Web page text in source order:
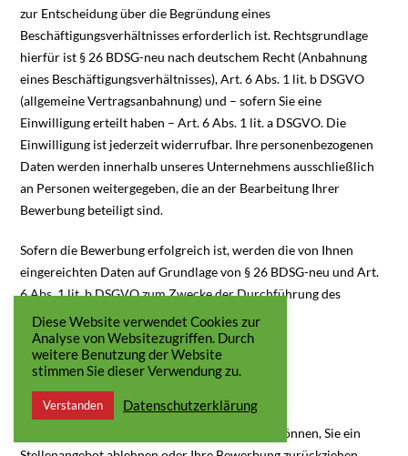
zur Entscheidung über die Begründung eines
Beschäftigungsverhältnisses erforderlich ist. Rechtsgrundlage
hierfür ist § 26 BDSG-neu nach deutschem Recht (Anbahnung
eines Beschäftigungsverhältnisses), Art. 6 Abs. 1 lit. b DSGVO
(allgemeine Vertragsanbahnung) und – sofern Sie eine
Einwilligung erteilt haben – Art. 6 Abs. 1 lit. a DSGVO. Die
Einwilligung ist jederzeit widerrufbar. Ihre personenbezogenen
Daten werden innerhalb unseres Unternehmens ausschließlich
an Personen weitergegeben, die an der Bearbeitung Ihrer
Bewerbung beteiligt sind.
Sofern die Bewerbung erfolgreich ist, werden die von Ihnen
eingereichten Daten auf Grundlage von § 26 BDSG-neu und Art.
6 Abs. 1 lit. b DSGVO zum Zwecke der Durchführung des
Beschäftigungsverhältnisses in unseren
Datenverarbeitungssystemen gespeichert.
Aufbewahrungsdauer der Daten
Sofern wir Ihnen kein Stellenangebot machen können, Sie ein
Diese Website verwendet Cookies zur
Analyse von Websitezugriffen. Durch
weitere Benutzung der Website
stimmen Sie dieser Verwendung zu.
Verstanden Datenschutzerklärung